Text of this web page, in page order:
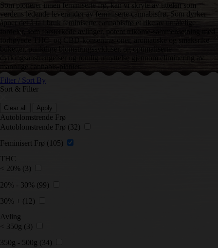
Som pionerer innen feminiserte frø, kan vi skryte av tittelen som
verdens ledende leverandør av feminiserte cannabisfrø. Som dyrker
åpner det å ta i bruk feminiserte cannabisfrø et rike av umålelige
fordeler, som forsterkede avlinger, potent trikome-sammensetning med
forhøyede THC- og CBD-konsentrasjoner, aromatiske og smaksrike
buketter, punktlige blomstringssykluser, og optimaliserte
dyrkingsanstrengelser og romlig utnyttelse gjennom eliminering av
mannlige cannabis-planter.
Filter / Sort By
Sort & Filter
Clear all Apply
Autoblomstrende Frø
Autoblomstrende Frø (32)
Feminisert Frø (105)
THC
< 20% (3)
20% - 30% (99)
30% + (12)
Avling
< 350g (3)
350g - 500g (34)